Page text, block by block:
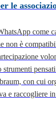
le
come
non è
strumenti
con cui
e raccogliere